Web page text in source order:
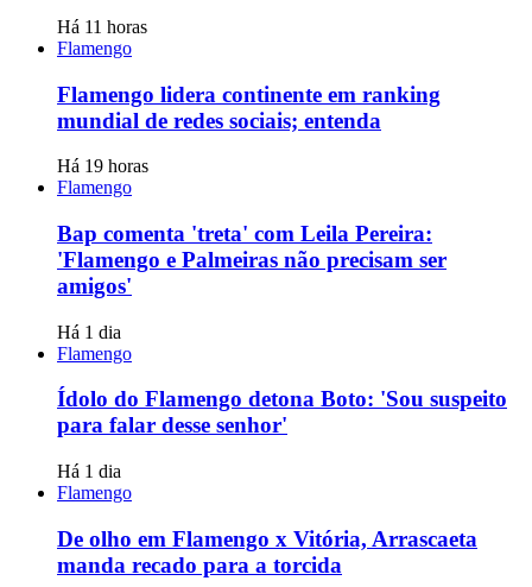
Há 11 horas
Flamengo
Flamengo lidera continente em ranking
mundial de redes sociais; entenda
Há 19 horas
Flamengo
Bap comenta 'treta' com Leila Pereira:
'Flamengo e Palmeiras não precisam ser
amigos'
Há 1 dia
Flamengo
Ídolo do Flamengo detona Boto: 'Sou suspeito
para falar desse senhor'
Há 1 dia
Flamengo
De olho em Flamengo x Vitória, Arrascaeta
manda recado para a torcida